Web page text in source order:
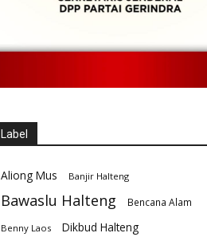
Label
Aliong Mus Banjir Halteng
Bawaslu Halteng Bencana Alam
Benny Laos
Dikbud Halteng